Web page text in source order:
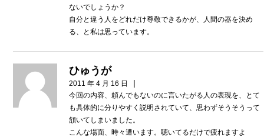
ないでしょうか？
自分と違う人をどれだけ尊敬できるかが、人間の器を決め
る、と私は思っています。
ひゅうが
2011 年 4 月 16 日 |
今回の内容、頼んでもないのに言いたがる人の表現を、とて
も具体的に分りやすく説明されていて、思わずそうそうって
頷いてしまいました。
こんな場面、時々遭います。聴いてるだけで疲れますよ